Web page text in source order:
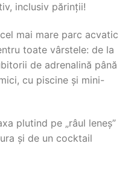
inclusiv părinții!
mai mare parc acvatic
toate vârstele: de la
de adrenalină până
cu piscine și mini-
plutind pe „râul leneș”
și de un cocktail